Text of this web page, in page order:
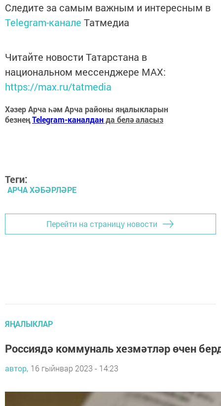
Следите за самым важным и интересным в
Telegram-канале Татмедиа
Читайте новости Татарстана в
национальном мессенджере MАХ:
https://max.ru/tatmedia
Хәзер Арча һәм Арча районы яңалыкларын
безнеңTelegram-каналданда белә аласыз
Теги:
АРЧА ХӘБӘРЛӘРЕ
Перейти на страницу новости
ЯҢАЛЫКЛАР
Россиядә коммуналь хезмәтләр өчен
автор, 16 гыйнвар 2023 - 14:23